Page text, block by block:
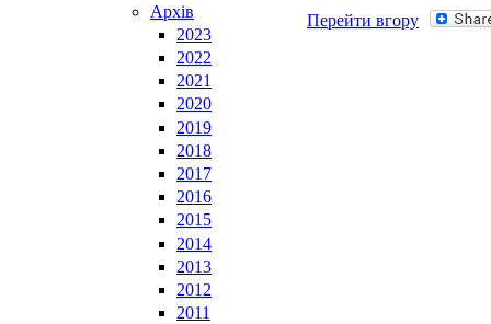
Архів
2023
2022
2021
2020
2019
2018
2017
2016
2015
2014
2013
2012
2011
Перейти вгору